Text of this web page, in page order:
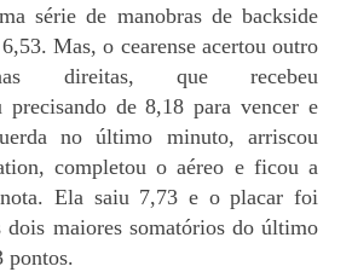
série de manobras de backside
Mas, o cearense acertou outro
direitas, que recebeu
de 8,18 para vencer e
no último minuto, arriscou
completou o aéreo e ficou a
Ela saiu 7,73 e o placar foi
dois maiores somatórios do último
pontos.